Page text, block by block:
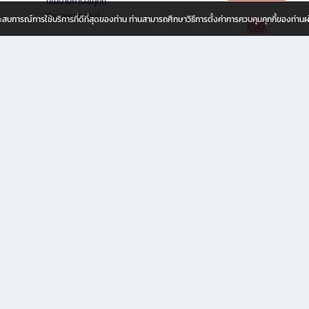
นักลงทุนสัมพันธ์
สบการณ์การใช้บริการที่ดีที่สุดของท่าน ท่านสามารถศึกษาวิธีการตั้งค่าการควบคุมคุกกี้ของท่าน